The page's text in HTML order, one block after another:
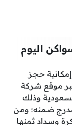
اليوم
إمكانية حجز
موقع شركة
وذلك
ضمنه؛ ومن
وسداد ثمنها